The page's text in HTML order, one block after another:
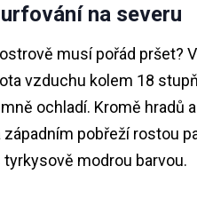
na severu
ostrově musí pořád
vzduchu kolem 18
ochladí. Kromě hradů
pobřeží rostou
tyrkysově modrou barvou.